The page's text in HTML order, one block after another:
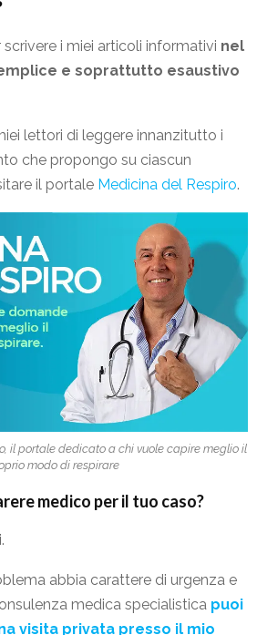
i miei articoli informativi nel
e soprattutto esaustivo
lettori di leggere innanzitutto i
che propongo su ciascun
il portale Medicina del Respiro.
il portale dedicato a chi vuole capire meglio il
modo di respirare
medico per il tuo caso?
abbia carattere di urgenza e
medica specialistica puoi
visita privata presso il mio